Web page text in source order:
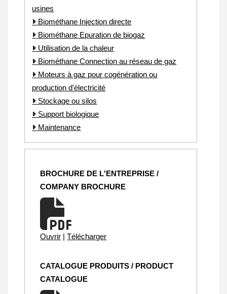
usines
Biométhane Injection directe
Biométhane Epuration de biogaz
Utilisation de la chaleur
Biométhane Connection au réseau de gaz
Moteurs à gaz pour cogénération ou
production d'électricité
Stockage ou silos
Support biologique
Maintenance
BROCHURE DE L'ENTREPRISE /
COMPANY BROCHURE
Ouvrir | Télécharger
CATALOGUE PRODUITS / PRODUCT
CATALOGUE